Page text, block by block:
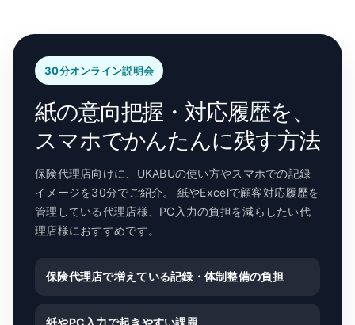
30分オンライン説明会
紙の意向把握・対応履歴を、
スマホでかんたんに残す方法
保険代理店向けに、UKABUの使い方やスマホでの記録
イメージを30分でご紹介。 紙やExcelで顧客対応履歴を
管理している代理店様、PC入力の負担を減らしたい代
理店様におすすめです。
保険代理店で増えている記録・体制整備の負担
紙やPC入力で起きやすい課題